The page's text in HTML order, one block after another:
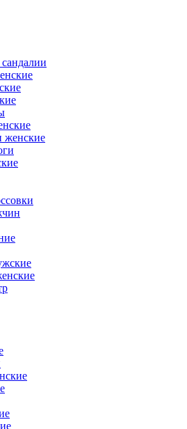
женские